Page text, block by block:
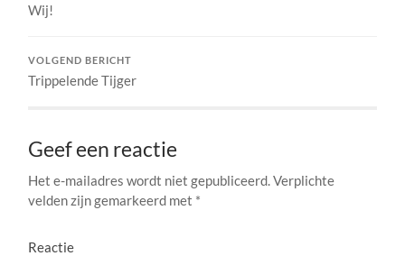
Wij!
VOLGEND BERICHT
Trippelende Tijger
Geef een reactie
Het e-mailadres wordt niet gepubliceerd. Verplichte
velden zijn gemarkeerd met *
Reactie